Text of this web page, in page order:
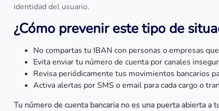
identidad del usuario.
¿Cómo prevenir este tipo de
No compartas tu IBAN con personas o empresas
Evita enviar tu número de cuenta por canales
Revisa periódicamente tus movimientos bancarios
Activa alertas por SMS o email para cada cargo o
Tu número de cuenta bancaria no es una puerta abierta a